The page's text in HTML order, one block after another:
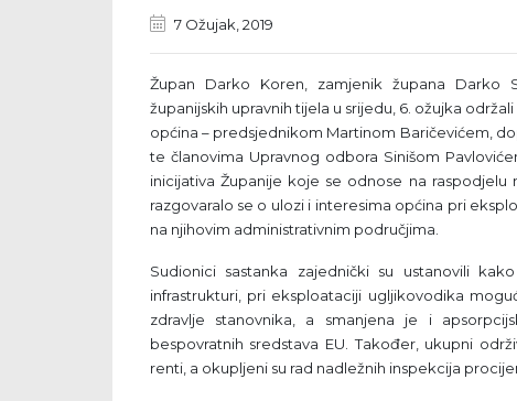
7 Ožujak, 2019
Župan Darko Koren, zamjenik župana Darko
županijskih upravnih tijela u srijedu, 6. ožujka
općina – predsjednikom Martinom Baričevićem,
te članovima Upravnog odbora Sinišom
inicijativa Županije koje se odnose na
razgovaralo se o ulozi i interesima općina pri
na njihovim administrativnim područjima.
Sudionici sastanka zajednički su ustanovili
infrastrukturi, pri eksploataciji ugljikovodika
zdravlje stanovnika, a smanjena je i
bespovratnih sredstava EU. Također, ukupni
renti, a okupljeni su rad nadležnih inspekcija